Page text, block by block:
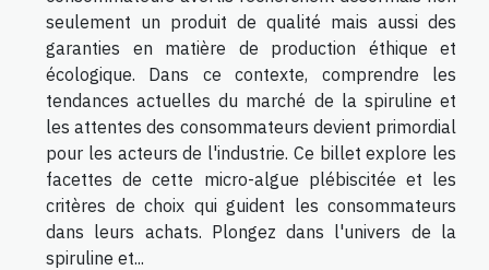
seulement un produit de qualité mais aussi des
garanties en matière de production éthique et
écologique. Dans ce contexte, comprendre les
tendances actuelles du marché de la spiruline et
les attentes des consommateurs devient primordial
pour les acteurs de l'industrie. Ce billet explore les
facettes de cette micro-algue plébiscitée et les
critères de choix qui guident les consommateurs
dans leurs achats. Plongez dans l'univers de la
spiruline et...